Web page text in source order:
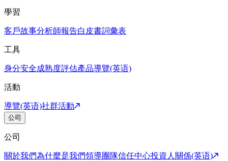
學習
客戶故事分析師報告白皮書詞彙表
工具
身分安全成熟度評估產品導覽(英语)
活動
導覽(英语)社群活動
公司
公司
關於我們為什麼是我們領導團隊信任中心投資人關係(英语)